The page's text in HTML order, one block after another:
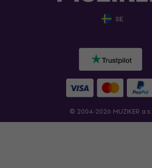
SE
© 2004-2026 MUZIKER a.s.